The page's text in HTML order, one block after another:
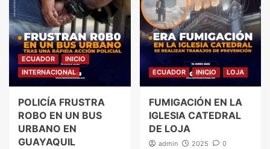
ECUADOR
INICIO
INTERNACIONAL
POLICÍA FRUSTRA
ROBO EN UN BUS
URBANO EN
GUAYAQUIL
ECUADOR INICIO LOJA
FUMIGACIÓN EN LA
IGLESIA CATEDRAL
DE LOJA
admin 2025 0